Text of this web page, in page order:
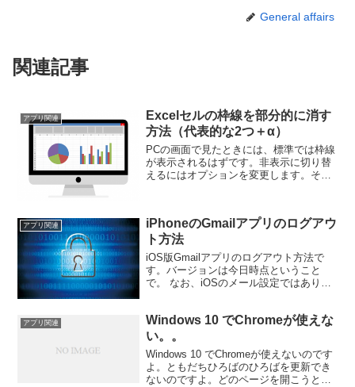
General affairs
関連記事
アプリ関連
Excelセルの枠線を部分的に消す
方法（代表的な2つ＋α）
PCの画面で見たときには、標準では枠線
が表示されるはずです。非表示に切り替
えるにはオプションを変更します。そう
アプリ関連
iPhoneのGmailアプリのログアウ
ト方法
iOS版Gmailアプリのログアウト方法で
す。バージョンは今日時点ということ
で。 なお、iOSのメール設定ではありま
ドを選べるメニューを表示します。 そこ
で、左上側の...
アプリ関連
Windows 10 でChromeが使えな
い。。
Windows 10 でChromeが使えないのです
よ。ともだちひろばのひろばを更新でき
ないのですよ。どのページを開こうとし